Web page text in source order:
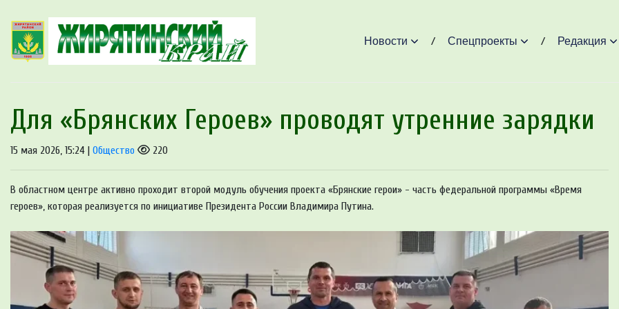
Новости Спецпроекты Редакция
Для «Брянских Героев» проводят утренние зарядки
15 мая 2026, 15:24 | Общество 220
В областном центре активно проходит второй модуль обучения проекта «Брянские герои» - часть федеральной программы «Время
героев», которая реализуется по инициативе Президента России Владимира Путина.